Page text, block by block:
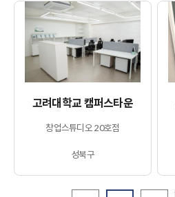
고려대학교 캠퍼스타운
창업스튜디오 20호점
성북구